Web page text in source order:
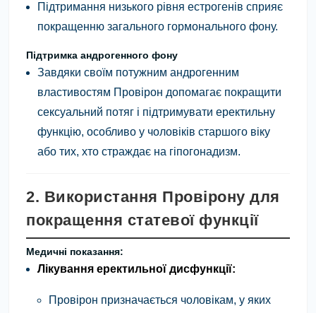
Підтримання низького рівня естрогенів сприяє
покращенню загального гормонального фону.
Підтримка андрогенного фону
Завдяки своїм потужним андрогенним
властивостям Провірон допомагає покращити
сексуальний потяг і підтримувати еректильну
функцію, особливо у чоловіків старшого віку
або тих, хто страждає на гіпогонадизм.
2. Використання Провірону для
покращення статевої функції
Медичні показання:
Лікування еректильної дисфункції:
Провірон призначається чоловікам, у яких